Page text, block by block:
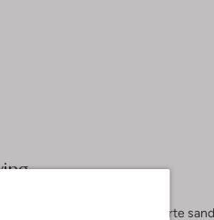
lente en zomer in met de zwarte